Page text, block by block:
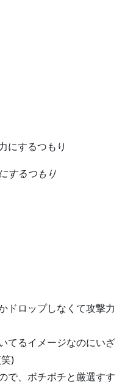
するつもり
ドロップしなくて攻撃力
てるイメージなのにいざ
)
で、ボチボチと厳選すす